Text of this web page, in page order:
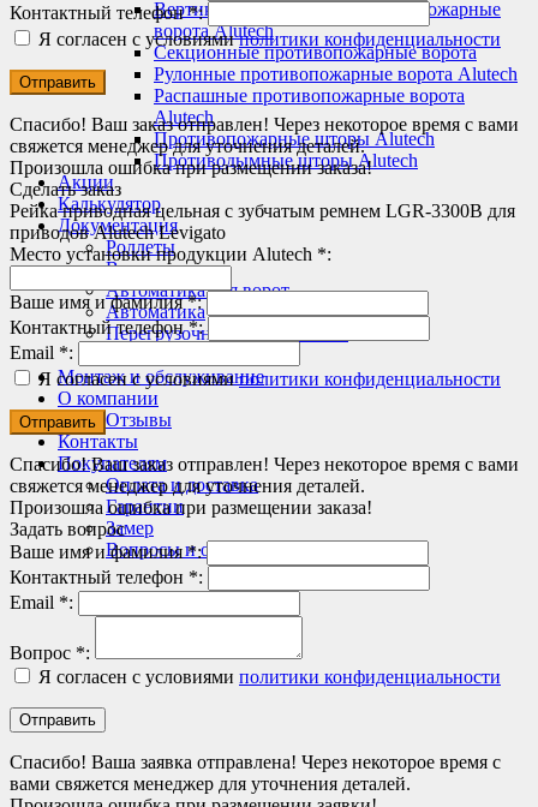
Вертикально-откатные противопожарные
ворота Alutech
Секционные противопожарные ворота
Рулонные противопожарные ворота Alutech
Распашные противопожарные ворота
Alutech
Противопожарные шторы Alutech
Противодымные шторы Alutech
Акции
Калькулятор
Документация
Роллеты
Ворота
Автоматика для ворот
Автоматика
Перегрузочное оборудование
Монтаж и обслуживание
О компании
Отзывы
Контакты
Покупателям
Оплата и доставка
Гарантии
Замер
Вопросы и ответы
Контактный телефон *:
Я согласен с условиямиполитики конфиденциальности
Спасибо! Ваш заказ отправлен! Через некоторое время с вами
свяжется менеджер для уточнения деталей.
Произошла ошибка при размещении заказа!
Сделать заказ
Рейка приводная цельная с зубчатым ремнем LGR-3300B для
приводов Alutech Levigato
Место установки продукции Alutech *:
Ваше имя и фамилия *:
Контактный телефон *:
Email *:
Я согласен с условиямиполитики конфиденциальности
Спасибо! Ваш заказ отправлен! Через некоторое время с вами
свяжется менеджер для уточнения деталей.
Произошла ошибка при размещении заказа!
Задать вопрос
Ваше имя и фамилия *:
Контактный телефон *:
Email *:
Вопрос *:
Я согласен с условиями политики конфиденциальности
Спасибо! Ваша заявка отправлена! Через некоторое время с
вами свяжется менеджер для уточнения деталей.